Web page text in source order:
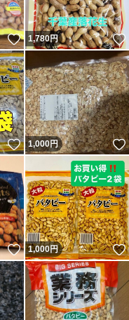
いいね！
1,780円
いいね！
1,000円
いいね！
1,000円